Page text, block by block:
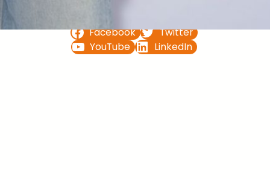
Facebook
Twitter
YouTube
LinkedIn